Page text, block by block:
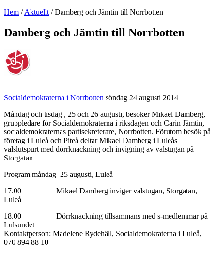
Hem /Aktuellt /Damberg och Jämtin till Norrbotten
Damberg och Jämtin till Norrbotten
Socialdemokraterna i Norrbotten söndag 24 augusti 2014
Måndag och tisdag , 25 och 26 augusti, besöker Mikael Damberg,
gruppledare för Socialdemokraterna i riksdagen och Carin Jämtin,
socialdemokraternas partisekreterare, Norrbotten. Förutom besök på
företag i Luleå och Piteå deltar Mikael Damberg i Luleås
valslutspurt med dörrknackning och invigning av valstugan på
Storgatan.
Program måndag 25 augusti, Luleå
17.00 Mikael Damberg inviger valstugan, Storgatan,
Luleå
18.00 Dörrknackning tillsammans med s-medlemmar på
Lulsundet
Kontaktperson: Madelene Rydehäll, Socialdemokraterna i Luleå,
070 894 88 10